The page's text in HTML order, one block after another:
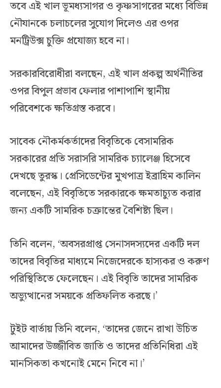
তবে এই খাল ভূমধ্যসাগর ও কৃষ্ণসাগরের মধ্যে বিভিন্ন
নৌযানকে চলাচলের সুযোগ দিলেও এর ওপর
মনট্রিউক্স চুক্তি প্রযোজ্য হবে না।
সরকারবিরোধীরা বলছেন, এই খাল প্রকল্প অর্থনীতির
ওপর বিপুল প্রভাব ফেলার পাশাপাশি স্থানীয়
পরিবেশকে ক্ষতিগ্রস্ত করবে।
সাবেক নৌকর্মকর্তাদের বিবৃতিকে বেসামরিক
সরকারের প্রতি সরাসরি সামরিক চ্যালেঞ্জ হিসেবে
দেখছে তুরস্ক। প্রেসিডেন্টের মুখপাত্র ইব্রাহিম কালিন
বলেছেন, এই বিবৃতিতে সরকারকে ক্ষমতাচ্যুত করার
জন্য একটি সামরিক চক্রান্তের বৈশিষ্ট্য ছিল।
তিনি বলেন, ‘অবসরপ্রাপ্ত সেনাসদস্যদের একটি দল
তাদের বিবৃতির মাধ্যমে নিজেদেরকে হাস্যকর ও করুণ
পরিস্থিতিতে ফেলেছেন। এই বিবৃতি তাদের সামরিক
অভ্যুত্থানের সময়কে প্রতিফলিত করছে।’
টুইট বার্তায় তিনি বলেন, ‘তাদের জেনে রাখা উচিত
আমাদের উজ্জীবিত জাতি ও তাদের প্রতিনিধিরা এই
মানসিকতা কখনোই মেনে নিবে না।’